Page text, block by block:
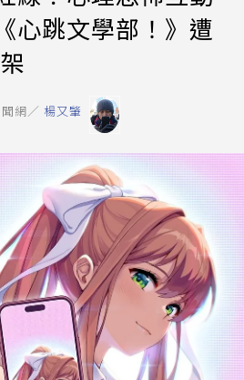
心跳文學部！》遭
網／ 楊又肇